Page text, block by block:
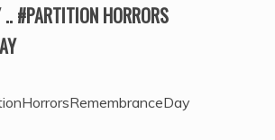
.. #PARTITION HORRORS